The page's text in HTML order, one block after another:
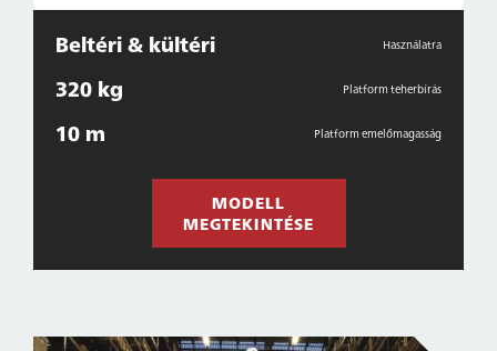
Beltéri & kültéri Használatra
320 kg Platform teherbírás
10 m Platform emelőmagasság
MODELL
MEGTEKINTÉSE